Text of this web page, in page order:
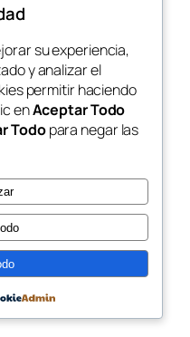
Diseñado conWordPress
su experiencia,
y analizar el
permitir haciendo
enAceptar Todo
Todopara negar las